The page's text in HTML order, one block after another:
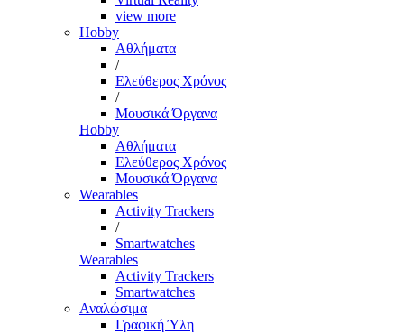
view more
Hobby
Αθλήματα
/
Ελεύθερος Χρόνος
/
Μουσικά Όργανα
Hobby
Αθλήματα
Ελεύθερος Χρόνος
Μουσικά Όργανα
Wearables
Activity Trackers
/
Smartwatches
Wearables
Activity Trackers
Smartwatches
Αναλώσιμα
Γραφική Ύλη